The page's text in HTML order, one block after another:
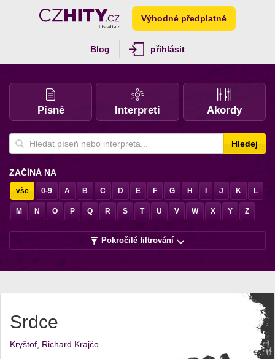
Výhodné předplatné
Blog přihlásit
Písně Interpreti Akordy
Hledej
ZAČÍNÁ NA
vše 0-9 A B C D E F G H J K L
M N O P Q R S T U V W X Y Z
Pokročilé filtrování
Srdce
Kryštof Richard Krajčo